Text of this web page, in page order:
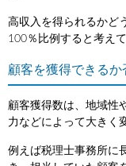
高収入を得られるかど
100％比例すると考え
顧客を獲得できるか
顧客獲得数は、地域性
力などによって大きく
例えば税理士事務所に